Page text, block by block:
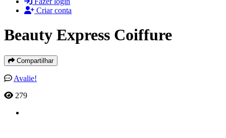
Criar conta
Beauty Express Coiffure
Compartilhar
Avalie!
279